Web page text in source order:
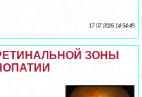
17 07 2026 14:54:49
ЗОНЫ